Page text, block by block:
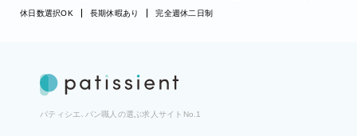
休日数選択OK
長期休暇あり 完全週休二日制
パティシエ、パン職人の選ぶ求人サイトNo.1